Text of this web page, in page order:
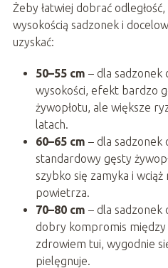
Żeby łatwiej dobrać
wysokością sadzonek i
uzyskać:
50–55 cm – dla sadzonek
wysokości, efekt bardzo
żywopłotu, ale większe
latach.
60–65 cm – dla sadzonek
standardowy gęsty
szybko się zamyka i
powietrza.
70–80 cm – dla sadzonek
dobry kompromis między
zdrowiem tui, wygodnie
pielęgnuje.